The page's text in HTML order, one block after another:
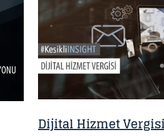
Dijital Hizmet